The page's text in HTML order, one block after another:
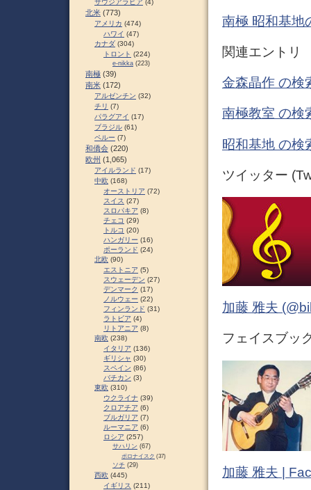
南極 昭和基地
関連エントリ
金森晶作 の検
南極教室 の検
昭和基地 の検
ツイッター
加藤 雅夫
フェイスブッ
加藤 雅夫 |
サウジアラビア (4)
北米 (773)
アメリカ (474)
ハワイ (47)
カナダ (304)
トロント (224)
e-nikka (223)
南極 (39)
南米 (172)
アルゼンチン (32)
チリ (7)
パラグアイ (17)
ブラジル (61)
ペルー (7)
和僑会 (220)
欧州 (1,065)
アイルランド (17)
中欧 (168)
オーストリア (72)
スイス (27)
スロパキア (8)
チェコ (29)
トルコ (20)
ハンガリー (16)
ポーランド (24)
北欧 (90)
エストニア (5)
スウェーデン (27)
デンマーク (17)
ノルウェー (22)
フィンランド (31)
ラトビア (4)
リトアニア (8)
南欧 (238)
イタリア (136)
ギリシャ (30)
スペイン (86)
バチカン (3)
東欧 (310)
ウクライナ (39)
クロアチア (6)
ブルガリア (7)
ルーマニア (6)
ロシア (257)
サハリン (67)
ポロナイスク (37)
ソチ (29)
西欧 (445)
イギリス (211)